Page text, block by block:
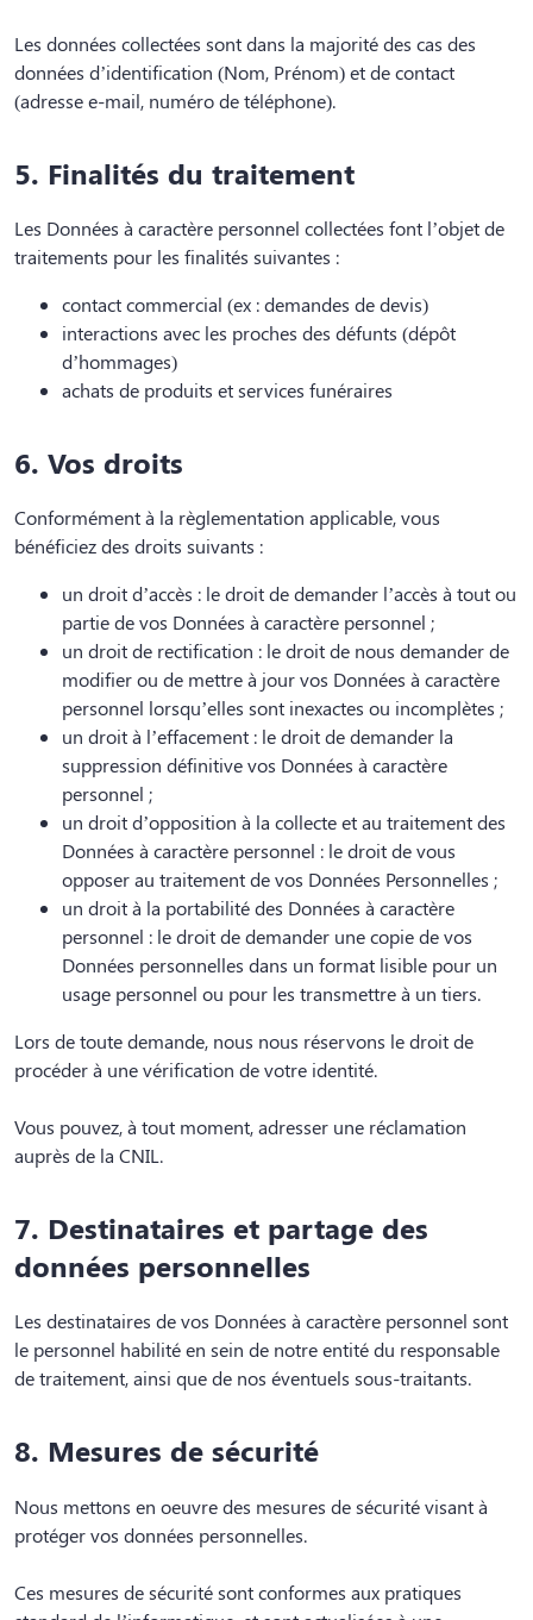
Les données collectées sont dans la majorité des cas des
données d’identification (Nom, Prénom) et de contact
(adresse e-mail, numéro de téléphone).
5. Finalités du traitement
Les Données à caractère personnel collectées font l’objet de
traitements pour les finalités suivantes :
contact commercial (ex : demandes de devis)
interactions avec les proches des défunts (dépôt
d’hommages)
achats de produits et services funéraires
6. Vos droits
Conformément à la règlementation applicable, vous
bénéficiez des droits suivants :
un droit d’accès : le droit de demander l’accès à tout ou
partie de vos Données à caractère personnel ;
un droit de rectification : le droit de nous demander de
modifier ou de mettre à jour vos Données à caractère
personnel lorsqu’elles sont inexactes ou incomplètes ;
un droit à l’effacement : le droit de demander la
suppression définitive vos Données à caractère
personnel ;
un droit d’opposition à la collecte et au traitement des
Données à caractère personnel : le droit de vous
opposer au traitement de vos Données Personnelles ;
un droit à la portabilité des Données à caractère
personnel : le droit de demander une copie de vos
Données personnelles dans un format lisible pour un
usage personnel ou pour les transmettre à un tiers.
Lors de toute demande, nous nous réservons le droit de
procéder à une vérification de votre identité.
Vous pouvez, à tout moment, adresser une réclamation
auprès de la CNIL.
7. Destinataires et partage des
données personnelles
Les destinataires de vos Données à caractère personnel sont
le personnel habilité en sein de notre entité du responsable
de traitement, ainsi que de nos éventuels sous-traitants.
8. Mesures de sécurité
Nous mettons en oeuvre des mesures de sécurité visant à
protéger vos données personnelles.
Ces mesures de sécurité sont conformes aux pratiques